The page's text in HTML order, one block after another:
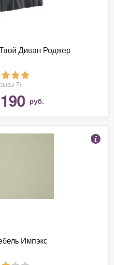
Диван Роджер
7)
руб.
Импэкс